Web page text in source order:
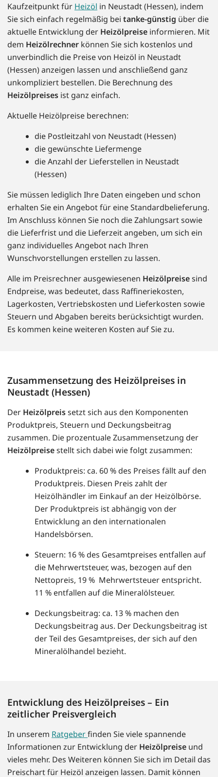
Kaufzeitpunkt für Heizöl in Neustadt (Hessen), indem
Sie sich einfach regelmäßig bei tanke-günstig über die
aktuelle Entwicklung der Heizölpreise informieren. Mit
dem Heizölrechner können Sie sich kostenlos und
unverbindlich die Preise von Heizöl in Neustadt
(Hessen) anzeigen lassen und anschließend ganz
unkompliziert bestellen. Die Berechnung des
Heizölpreises ist ganz einfach.
Aktuelle Heizölpreise berechnen:
die Postleitzahl von Neustadt (Hessen)
die gewünschte Liefermenge
die Anzahl der Lieferstellen in Neustadt
(Hessen)
Sie müssen lediglich Ihre Daten eingeben und schon
erhalten Sie ein Angebot für eine Standardbelieferung.
Im Anschluss können Sie noch die Zahlungsart sowie
die Lieferfrist und die Lieferzeit angeben, um sich ein
ganz individuelles Angebot nach Ihren
Wunschvorstellungen erstellen zu lassen.
Alle im Preisrechner ausgewiesenen Heizölpreisesind
Endpreise, was bedeutet, dass Raffineriekosten,
Lagerkosten, Vertriebskosten und Lieferkosten sowie
Steuern und Abgaben bereits berücksichtigt wurden.
Es kommen keine weiteren Kosten auf Sie zu.
Zusammensetzung des Heizölpreises in
Neustadt (Hessen)
Der Heizölpreissetzt sich aus den Komponenten
Produktpreis, Steuern und Deckungsbeitrag
zusammen. Die prozentuale Zusammensetzung der
Heizölpreisestellt sich dabei wie folgt zusammen:
Produktpreis: ca. 60 % des Preises fällt auf den
Produktpreis. Diesen Preis zahlt der
Heizölhändler im Einkauf an der Heizölbörse.
Der Produktpreis ist abhängig von der
Entwicklung an den internationalen
Handelsbörsen.
Steuern: 16 % des Gesamtpreises entfallen auf
die Mehrwertsteuer, was, bezogen auf den
Nettopreis, 19 % Mehrwertsteuer entspricht.
11 % entfallen auf die Mineralölsteuer.
Deckungsbeitrag: ca. 13 % machen den
Deckungsbeitrag aus. Der Deckungsbeitrag ist
der Teil des Gesamtpreises, der sich auf den
Mineralölhandel bezieht.
Entwicklung des Heizölpreises – Ein
zeitlicher Preisvergleich
In unserem Ratgeberfinden Sie viele spannende
Informationen zur Entwicklung der Heizölpreise und
vieles mehr. Des Weiteren können Sie sich im Detail das
Preischart für Heizöl anzeigen lassen. Damit können